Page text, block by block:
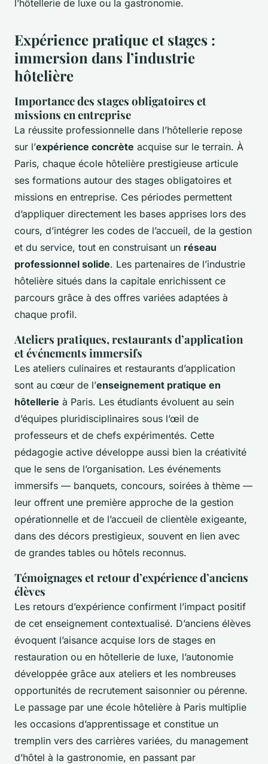
l’hôtellerie de luxe ou la gastronomie.
Expérience pratique et stages :
immersion dans l’industrie
hôtelière
Importance des stages obligatoires et
missions en entreprise
La réussite professionnelle dans l’hôtellerie repose
sur l’expérience concrète acquise sur le terrain. À
Paris, chaque école hôtelière prestigieuse articule
ses formations autour des stages obligatoires et
missions en entreprise. Ces périodes permettent
d’appliquer directement les bases apprises lors des
cours, d’intégrer les codes de l’accueil, de la gestion
et du service, tout en construisant un réseau
professionnel solide. Les partenaires de l’industrie
hôtelière situés dans la capitale enrichissent ce
parcours grâce à des offres variées adaptées à
chaque profil.
Ateliers pratiques, restaurants d’application
et événements immersifs
Les ateliers culinaires et restaurants d’application
sont au cœur de l’enseignement pratique en
hôtellerie à Paris. Les étudiants évoluent au sein
d’équipes pluridisciplinaires sous l’œil de
professeurs et de chefs expérimentés. Cette
pédagogie active développe aussi bien la créativité
que le sens de l’organisation. Les événements
immersifs — banquets, concours, soirées à thème —
leur offrent une première approche de la gestion
opérationnelle et de l’accueil de clientèle exigeante,
dans des décors prestigieux, souvent en lien avec
de grandes tables ou hôtels reconnus.
Témoignages et retour d’expérience d’anciens
élèves
Les retours d’expérience confirment l’impact positif
de cet enseignement contextualisé. D’anciens élèves
évoquent l’aisance acquise lors de stages en
restauration ou en hôtellerie de luxe, l’autonomie
développée grâce aux ateliers et les nombreuses
opportunités de recrutement saisonnier ou pérenne.
Le passage par une école hôtelière à Paris multiplie
les occasions d’apprentissage et constitue un
tremplin vers des carrières variées, du management
d’hôtel à la gastronomie, en passant par